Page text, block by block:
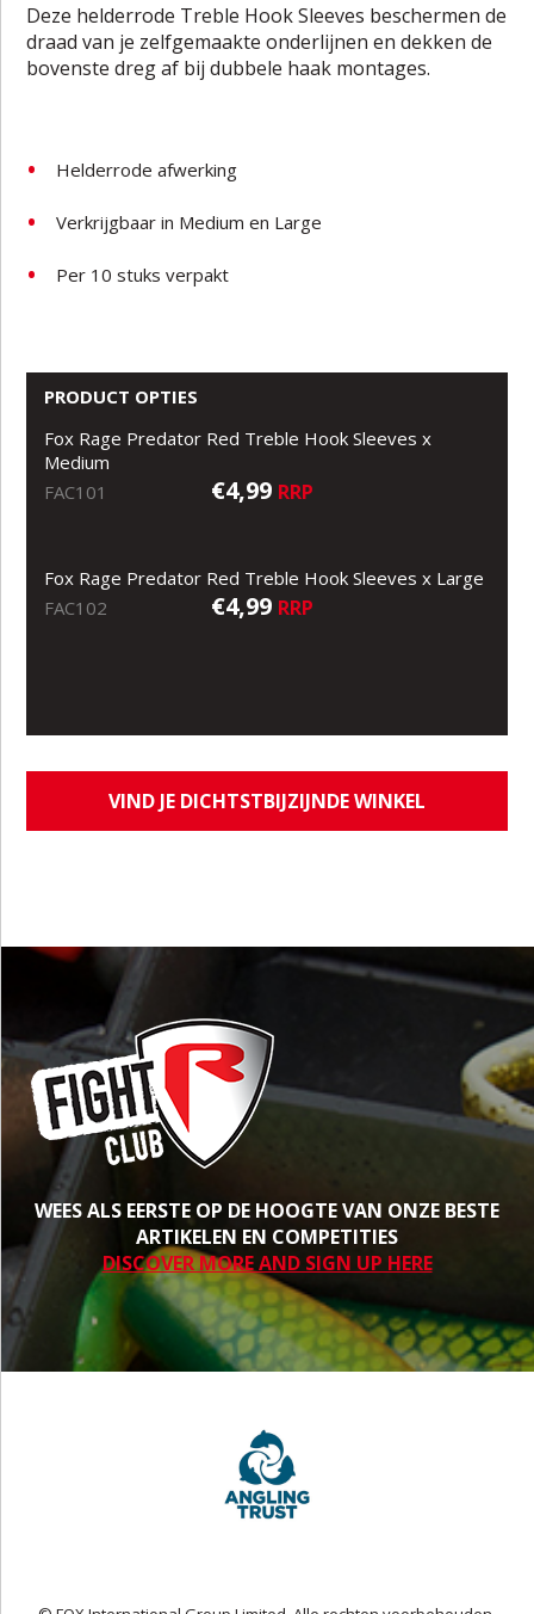
Deze helderrode Treble Hook Sleeves beschermen de
draad van je zelfgemaakte onderlijnen en dekken de
bovenste dreg af bij dubbele haak montages.
Helderrode afwerking
Verkrijgbaar in Medium en Large
Per 10 stuks verpakt
PRODUCT OPTIES
Fox Rage Predator Red Treble Hook Sleeves x
Medium
FAC101
€4,99 RRP
Fox Rage Predator Red Treble Hook Sleeves x Large
FAC102
€4,99 RRP
VIND JE DICHTSTBIJZIJNDE WINKEL
WEES ALS EERSTE OP DE HOOGTE VAN ONZE BESTE
ARTIKELEN EN COMPETITIES
DISCOVER MORE AND SIGN UP HERE